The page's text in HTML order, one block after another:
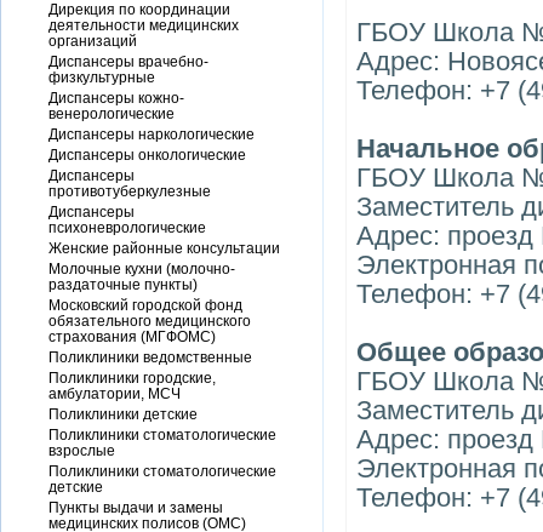
ГБОУ Школа
Адрес:
Телефон: +7
Начальное
ГБОУ Школа
Заместитель
Адрес: проезд
Электронная
Телефон: +7
Общее
ГБОУ Школа
Заместитель
Адрес: проезд
Электронная
Телефон: +7
Дирекция по координации
деятельности медицинских
организаций
Диспансеры врачебно-
физкультурные
Диспансеры кожно-
венерологические
Диспансеры наркологические
Диспансеры онкологические
Диспансеры
противотуберкулезные
Диспансеры
психоневрологические
Женские районные консультации
Молочные кухни (молочно-
раздаточные пункты)
Московский городской фонд
обязательного медицинского
страхования (МГФОМС)
Поликлиники ведомственные
Поликлиники городские,
амбулатории, МСЧ
Поликлиники детские
Поликлиники стоматологические
взрослые
Поликлиники стоматологические
детские
Пункты выдачи и замены
медицинских полисов (ОМС)